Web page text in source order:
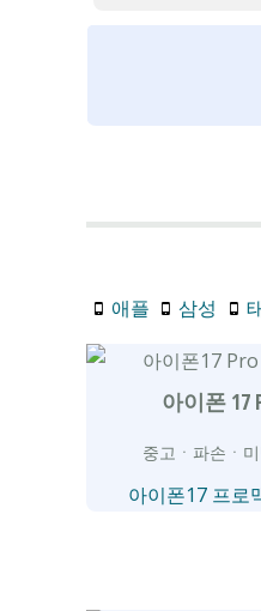
애플 삼성
아이폰 17
중고ㆍ파손ㆍ
아이폰17 프로